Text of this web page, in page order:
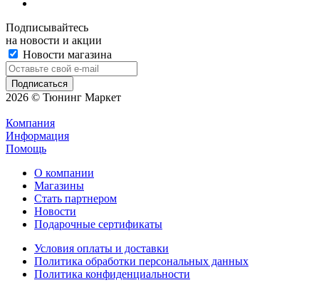
Подписывайтесь
на новости и акции
Новости магазина
2026 © Тюнинг Маркет
Компания
Информация
Помощь
О компании
Магазины
Стать партнером
Новости
Подарочные сертификаты
Условия оплаты и доставки
Политика обработки персональных данных
Политика конфиденциальности